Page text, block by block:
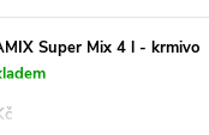
Super Mix 4 l - krmivo